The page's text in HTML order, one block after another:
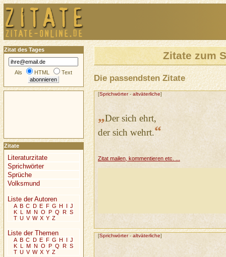
Zitate zum
Die passendsten Zitate
[Sprichwörter- altväterliche]
„Der sich ehrt,
der sich wehrt.“
Zitat mailen, kommentieren etc. ...
[Sprichwörter- altväterliche]
Zitat des Tages
Als HTML Text
Zitate
Literaturzitate
Sprichwörter
Sprüche
Volksmund
Liste der Autoren
A B C D E F G H I J
K L M N O P Q R S
T U V W X Y Z
Liste der Themen
A B C D E F G H I J
K L M N O P Q R S
T U V W X Y Z